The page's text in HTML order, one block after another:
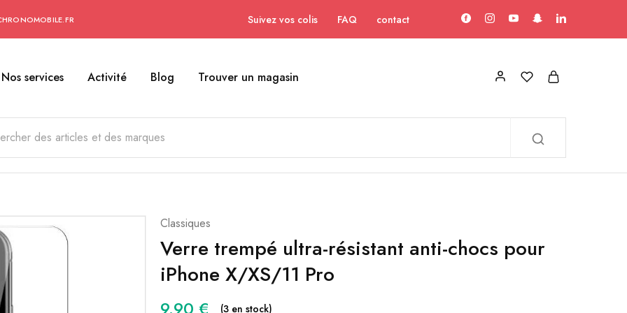
Suivez vos colis FAQ contact
Nos services Activité Blog Trouver un magasin
Classiques
Verre trempé ultra-résistant anti-chocs pour
iPhone X/XS/11 Pro
(3 en stock)